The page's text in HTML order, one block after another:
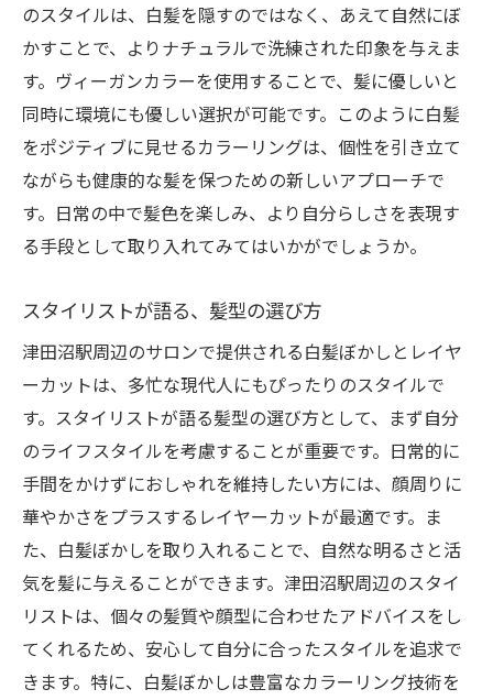
のスタイルは、白髪を隠すのではなく、あえて自然にぼ
かすことで、よりナチュラルで洗練された印象を与えま
す。ヴィーガンカラーを使用することで、髪に優しいと
同時に環境にも優しい選択が可能です。このように白髪
をポジティブに見せるカラーリングは、個性を引き立て
ながらも健康的な髪を保つための新しいアプローチで
す。日常の中で髪色を楽しみ、より自分らしさを表現す
る手段として取り入れてみてはいかがでしょうか。
スタイリストが語る、髪型の選び方
津田沼駅周辺のサロンで提供される白髪ぼかしとレイヤ
ーカットは、多忙な現代人にもぴったりのスタイルで
す。スタイリストが語る髪型の選び方として、まず自分
のライフスタイルを考慮することが重要です。日常的に
手間をかけずにおしゃれを維持したい方には、顔周りに
華やかさをプラスするレイヤーカットが最適です。ま
た、白髪ぼかしを取り入れることで、自然な明るさと活
気を髪に与えることができます。津田沼駅周辺のスタイ
リストは、個々の髪質や顔型に合わせたアドバイスをし
てくれるため、安心して自分に合ったスタイルを追求で
きます。特に、白髪ぼかしは豊富なカラーリング技術を